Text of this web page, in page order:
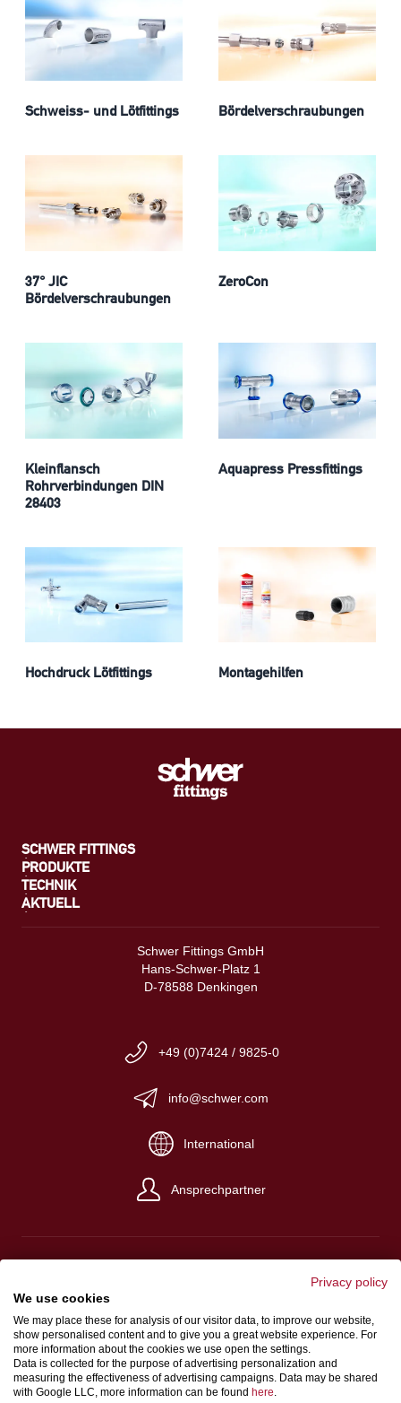
Schweiss- und Lötfittings Bördelverschraubungen
37° JIC
Bördelverschraubungen
ZeroCon
Kleinflansch
Rohrverbindungen DIN
28403
Aquapress Pressfittings
Hochdruck Lötfittings Montagehilfen
SCHWER FITTINGS
PRODUKTE
TECHNIK
AKTUELL
Schwer Fittings GmbH
Hans-Schwer-Platz 1
D-78588 Denkingen
+49 (0)7424 / 9825-0
info@schwer.com
International
Ansprechpartner
Impressum
Verkaufs-, Einkaufs- und Lieferbedingungen
Datenschutz
Hinweisgeberschutzgesetz
Privacy policy
We use cookies
We may place these for analysis of our visitor data, to improve our website,
show personalised content and to give you a great website experience. For
more information about the cookies we use open the settings.
Data is collected for the purpose of advertising personalization and
measuring the effectiveness of advertising campaigns. Data may be shared
with Google LLC, more information can be found here.